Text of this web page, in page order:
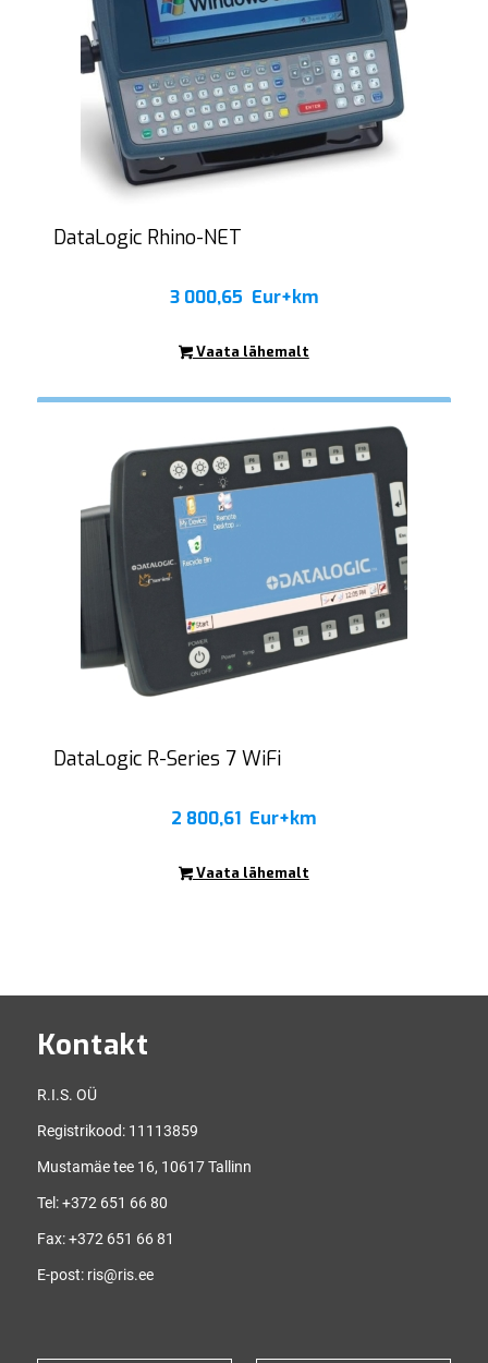
DataLogic Rhino-NET
3 000,65 Eur+km
Vaata lähemalt
DataLogic R-Series 7 WiFi
2 800,61 Eur+km
Vaata lähemalt
Kontakt
R.I.S. OÜ
Registrikood: 11113859
Mustamäe tee 16, 10617 Tallinn
Tel:+372 651 66 80
Fax:+372 651 66 81
E-post: ris@ris.ee